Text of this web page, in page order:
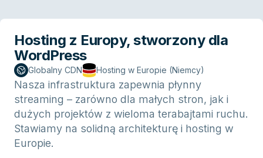
Hosting z Europy, stworzony dla
WordPress
Globalny CDN Hosting w Europie (Niemcy)
Nasza infrastruktura zapewnia płynny
streaming – zarówno dla małych stron, jak i
dużych projektów z wieloma terabajtami ruchu.
Stawiamy na solidną architekturę i hosting w
Europie.